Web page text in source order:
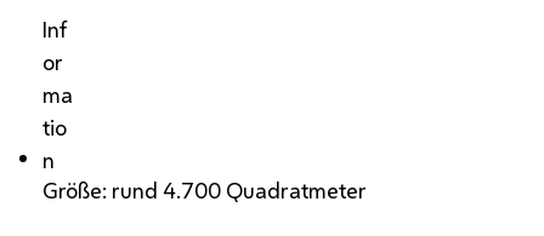
Inf
or
ma
tio
n
Größe: rund 4.700 Quadratmeter